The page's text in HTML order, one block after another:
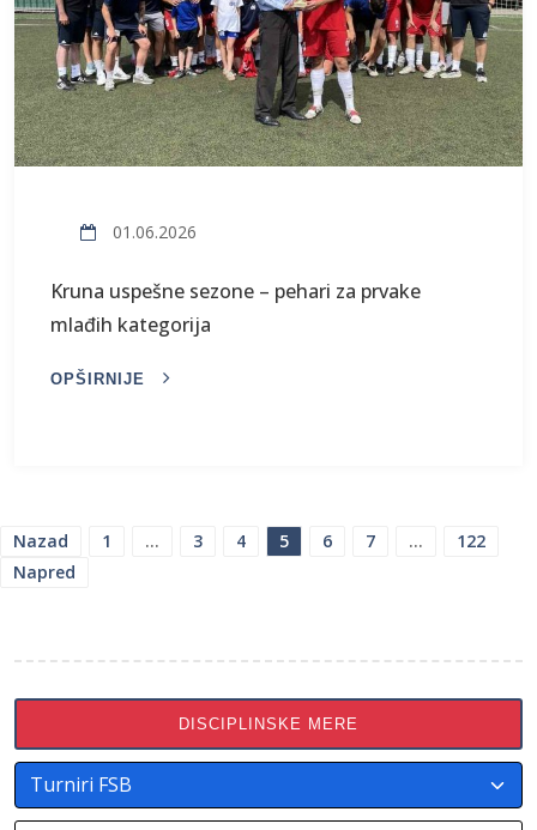
01.06.2026
Kruna uspešne sezone – pehari za prvake
mlađih kategorija
OPŠIRNIJE
ПАГИНАЦИЈА
ЧЛАНАКА
Nazad 1 … 3 4 5 6 7 …
122
Napred
DISCIPLINSKE MERE